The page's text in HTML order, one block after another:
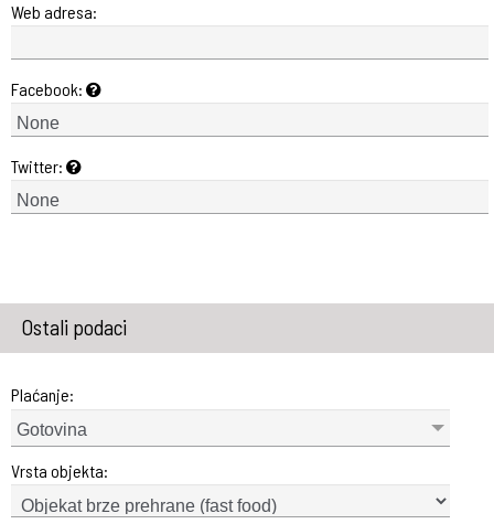
Web adresa:
Facebook:
Twitter:
Ostali podaci
Plaćanje:
Gotovina
Vrsta objekta: